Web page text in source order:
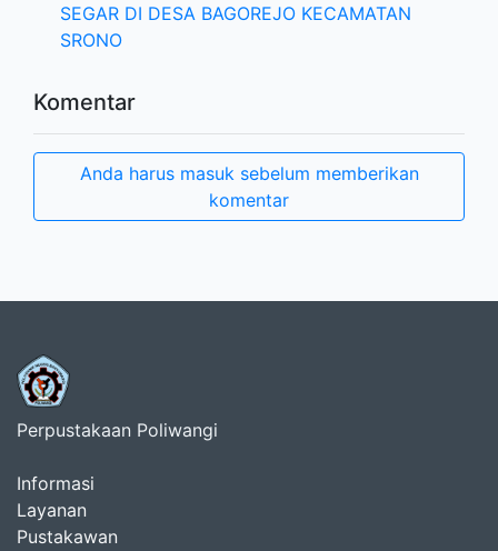
SEGAR DI DESA BAGOREJO KECAMATAN
SRONO
Komentar
Anda harus masuk sebelum memberikan
komentar
Perpustakaan Poliwangi
Informasi
Layanan
Pustakawan